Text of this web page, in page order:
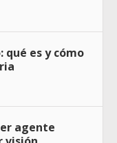
es y cómo
agente